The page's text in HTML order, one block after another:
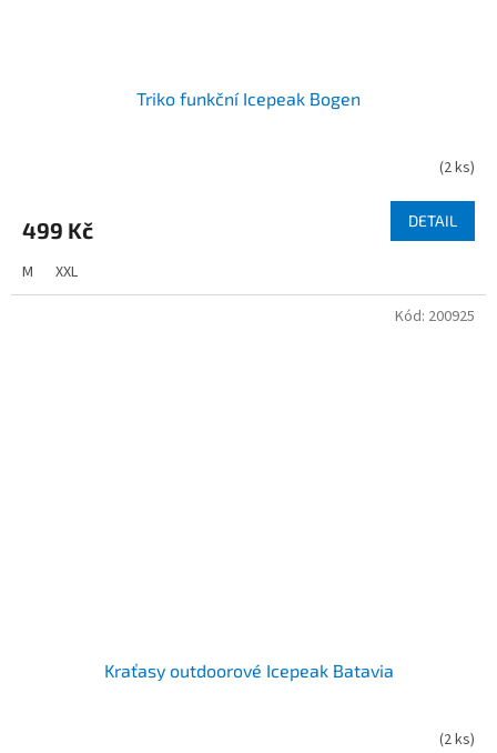
Triko funkční Icepeak Bogen
(2 ks)
499 Kč DETAIL
M XXL
Kraťasy outdoorové Icepeak Batavia
(2 ks)
Kód: 200925